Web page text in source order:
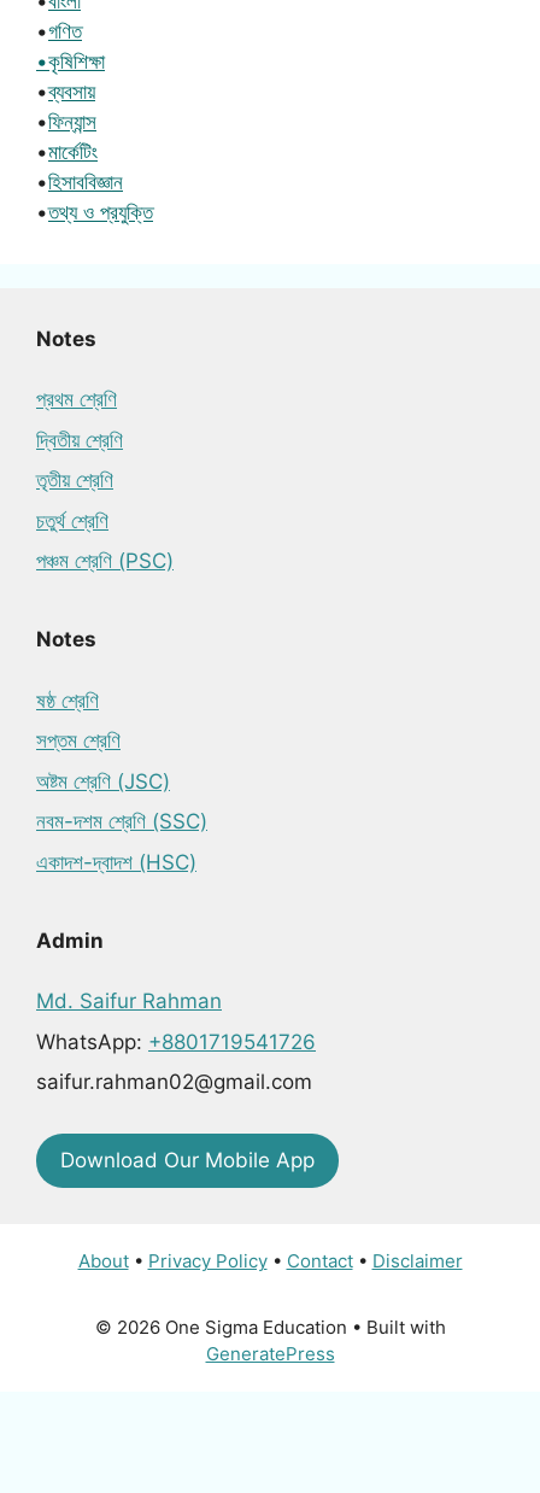
•গণিত
•কৃষিশিক্ষা
•ব্যবসায়
•ফিন্যান্স
•মার্কেটিং
•হিসাববিজ্ঞান
•তথ্য ও প্রযুক্তি
Notes
প্রথম শ্রেণি
দ্বিতীয় শ্রেণি
তৃতীয় শ্রেণি
চতুর্থ শ্রেণি
পঞ্চম শ্রেণি (PSC)
Notes
ষষ্ঠ শ্রেণি
সপ্তম শ্রেণি
অষ্টম শ্রেণি (JSC)
নবম-দশম শ্রেণি (SSC)
একাদশ-দ্বাদশ (HSC)
Admin
Md. Saifur Rahman
WhatsApp: +8801719541726
saifur.rahman02@gmail.com
Download Our Mobile App
About• Privacy Policy• Contact• Disclaimer
© 2026 One Sigma Education • Built with
GeneratePress